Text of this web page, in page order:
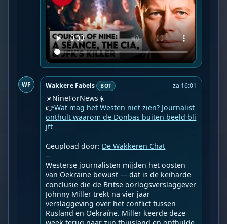
WF Wakkere Fabels BOT za 16:01
☀️NineForNews☀️
👉Wat mag het Westen niet zien? Journalist
onthult waarom de Donbas buiten beeld bli
jft
Geupload door: De Wakkeren Chat
--
Westerse journalisten mijden het oosten
van Oekraïne bewust — dat is de keiharde
conclusie die de Britse oorlogsverslaggever
Johnny Miller trekt na vier jaar
verslaggeving over het conflict tussen
Rusland en Oekraïne. Miller keerde deze